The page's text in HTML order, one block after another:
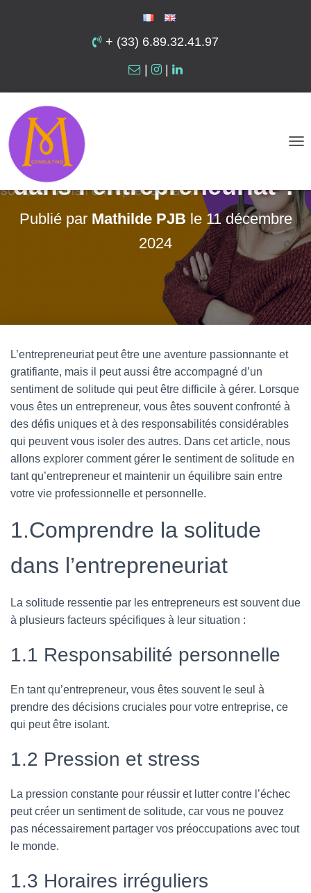
+ (33) 6.89.32.41.97
P
L
I
E
R
L
A
I
Comment gérer le
sentiment de solitude
dans l’entrepreneuriat ?
Publié par Mathilde PJB le 11 décembre
2024
L’entrepreneuriat peut être une aventure passionnante et
gratifiante, mais il peut aussi être accompagné d’un
sentiment de solitude qui peut être difficile à gérer. Lorsque
vous êtes un entrepreneur, vous êtes souvent confronté à
des défis uniques et à des responsabilités considérables
qui peuvent vous isoler des autres. Dans cet article, nous
allons explorer comment gérer le sentiment de solitude en
tant qu’entrepreneur et maintenir un équilibre sain entre
votre vie professionnelle et personnelle.
1.Comprendre la solitude
dans l’entrepreneuriat
La solitude ressentie par les entrepreneurs est souvent due
à plusieurs facteurs spécifiques à leur situation :
1.1 Responsabilité personnelle
En tant qu’entrepreneur, vous êtes souvent le seul à
prendre des décisions cruciales pour votre entreprise, ce
qui peut être isolant.
1.2 Pression et stress
La pression constante pour réussir et lutter contre l’échec
peut créer un sentiment de solitude, car vous ne pouvez
pas nécessairement partager vos préoccupations avec tout
le monde.
1.3 Horaires irréguliers